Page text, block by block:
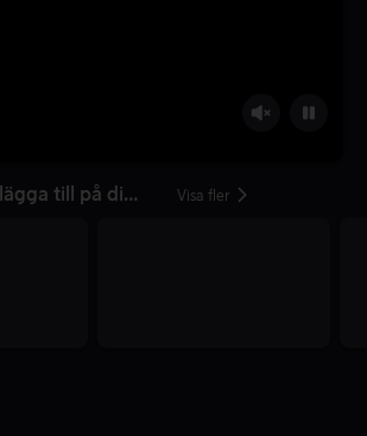
Filmer du borde lägga till på din lista Visa fler